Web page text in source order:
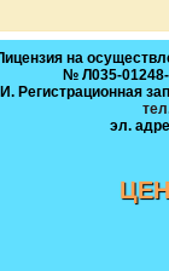
на
№ Л035-01248-
Регистрационная
эл.